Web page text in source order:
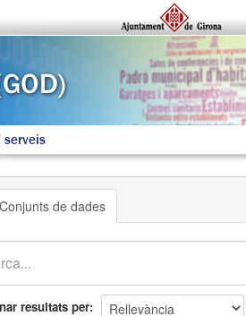
serveis
Conjunts de dades
resultats per